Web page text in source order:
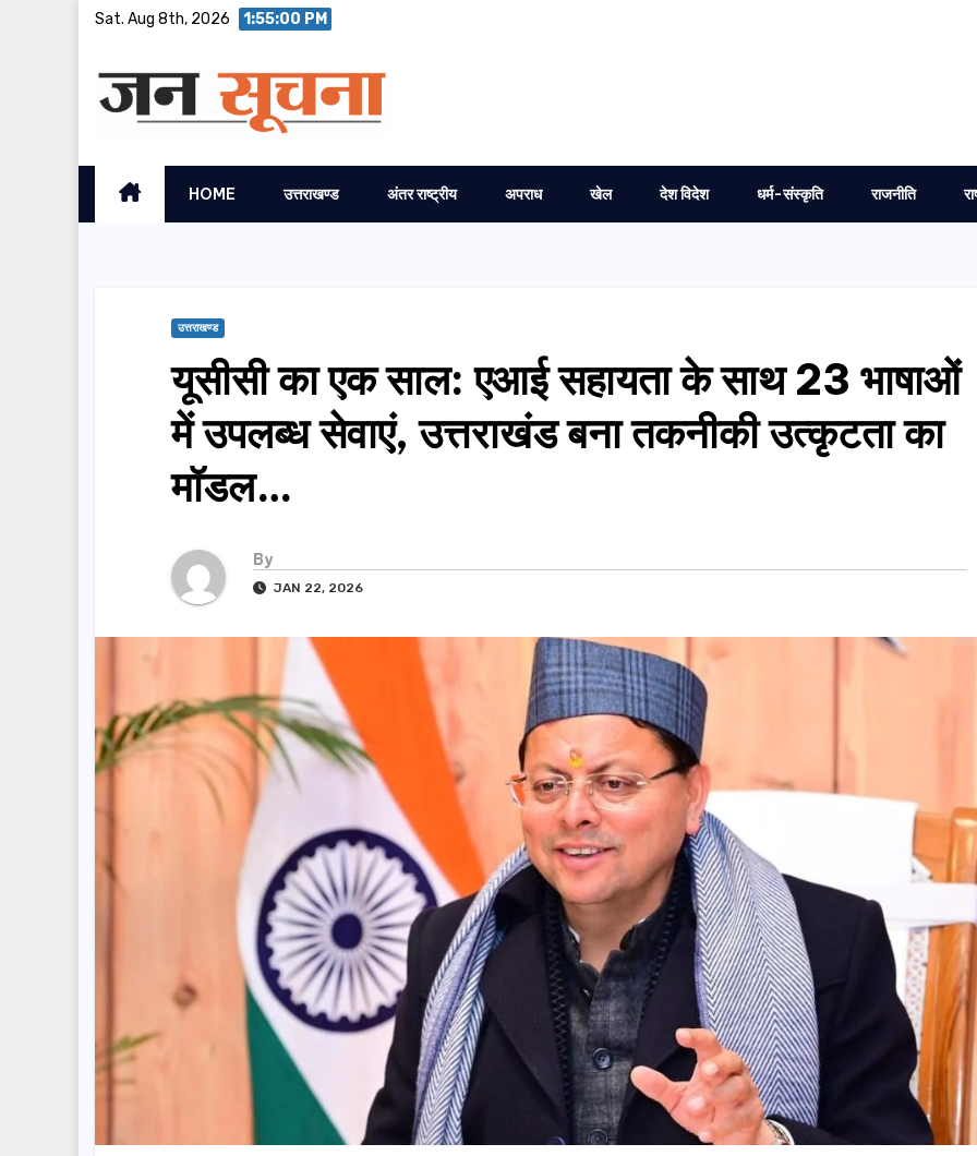
Sat. Aug 8th, 2026 1:55:01 PM
HOME उत्तराखण्ड अंतर राष्ट्रीय अपराध खेल देश विदेश धर्म-संस्कृति राजनीति
उत्तराखण्ड
यूसीसी का एक साल: एआई सहायता के साथ 23 भाषाओं
में उपलब्ध सेवाएं, उत्तराखंड बना तकनीकी उत्कृटता का
मॉडल…
By
JAN 22, 2026